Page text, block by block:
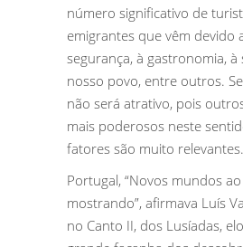
número significativo de
emigrantes que vêm devido
segurança, à gastronomia, à
nosso povo, entre outros.
não será atrativo, pois
mais poderosos neste
fatores são muito relevantes.
Portugal, “Novos mundos
mostrando”, afirmava Luís
no Canto II, dos Lusíadas,